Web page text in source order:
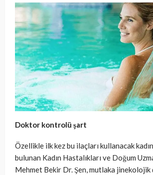
Doktor kontrolü şart
Özellikle ilk kez bu ilaçları kullanacak
bulunan Kadın Hastalıkları ve Doğum
Mehmet Bekir Dr. Şen, mutlaka